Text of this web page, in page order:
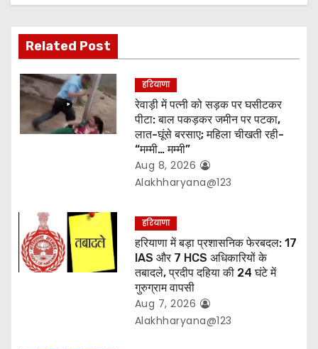
a
t
i
o
n
Related Post
हरियाणा
रेवाड़ी में पत्नी को सड़क पर घसीटकर
पीटा: बाल पकड़कर जमीन पर पटका,
लात-घूंसे बरसाए; महिला चीखती रही-
“मम्मी… मम्मी”
Aug 8, 2026
Alakhharyana@123
हरियाणा
हरियाणा में बड़ा प्रशासनिक फेरबदल: 17
IAS और 7 HCS अधिकारियों के
तबादले, प्रदीप दहिया की 24 घंटे में
गुरुग्राम वापसी
Aug 7, 2026
Alakhharyana@123